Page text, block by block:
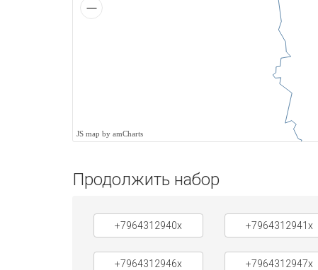
JS map by amCharts
Продолжить набор
+7964312940x +7964312941x
+7964312946x +7964312947x